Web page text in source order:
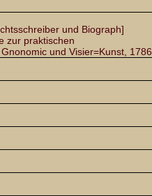
und Biograph]
zur praktischen
und Visier=Kunst, 1786